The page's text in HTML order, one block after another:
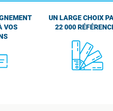
VOS
UN LARGE CHOIX
22 000